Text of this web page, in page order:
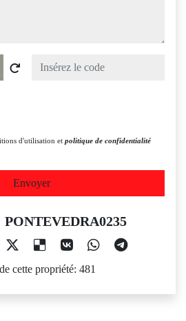
d'utilisation et politique de confidentialité
Envoyer
PONTEVEDRA0235
cette propriété: 481